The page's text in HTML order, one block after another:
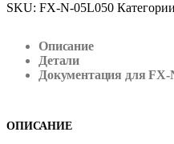
SKU: FX-N-05L050
Описание
Детали
Документация для FX-
ОПИСАНИЕ